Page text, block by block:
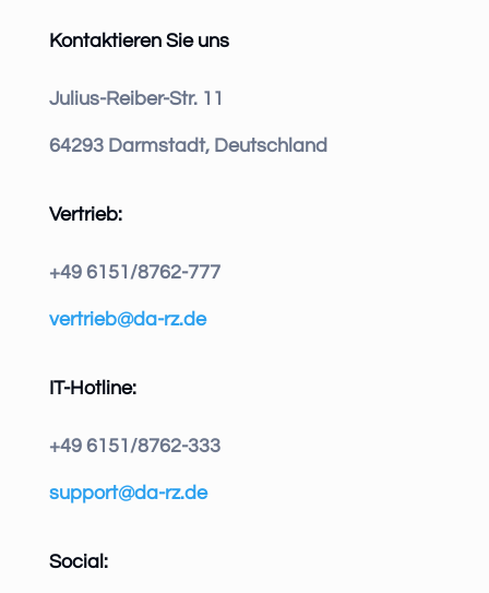
Kontaktieren Sie uns
Julius-Reiber-Str. 11
64293 Darmstadt, Deutschland
Vertrieb:
+49 6151/8762-777
vertrieb@da-rz.de
IT-Hotline:
+49 6151/8762-333
support@da-rz.de
Social: